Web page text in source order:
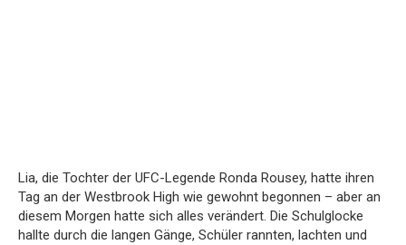
Lia, die Tochter der UFC-Legende Ronda Rousey, hatte ihren
Tag an der Westbrook High wie gewohnt begonnen – aber an
diesem Morgen hatte sich alles verändert. Die Schulglocke
hallte durch die langen Gänge, Schüler rannten, lachten und